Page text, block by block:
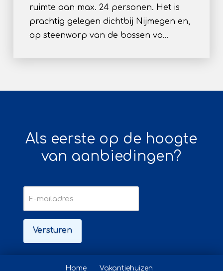
ruimte aan max. 24 personen. Het is
prachtig gelegen dichtbij Nijmegen en,
op steenworp van de bossen vo…
Als eerste op de hoogte
van aanbiedingen?
Home Vakantiehuizen